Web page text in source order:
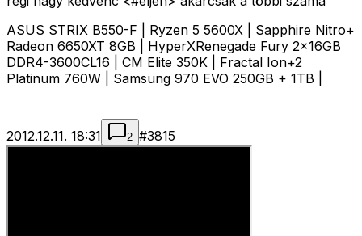
ASUS STRIX B550-F | Ryzen 5 5600X | Sapphire Nitro+
Radeon 6650XT 8GB | HyperXRenegade Fury 2x16GB
DDR4-3600CL16 | CM Elite 350K | Fractal Ion+2
Platinum 760W | Samsung 970 EVO 250GB + 1TB |
2012.12.11. 18:31 2 #3815